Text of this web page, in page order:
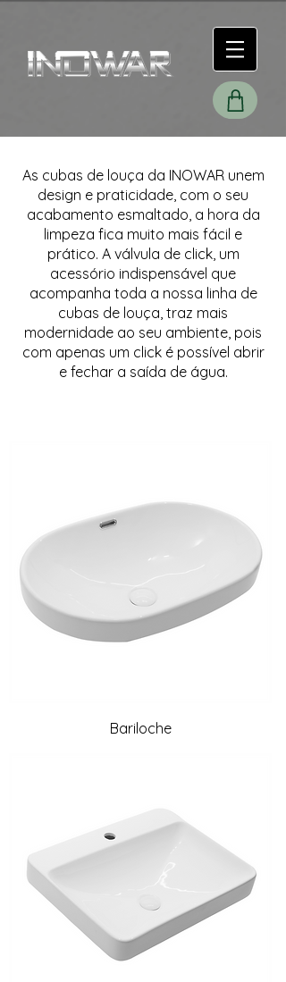
As cubas de louça da INOWAR unem
design e praticidade, com o seu
acabamento esmaltado, a hora da
limpeza fica muito mais fácil e
prático. A válvula de click, um
acessório indispensável que
acompanha toda a nossa linha de
cubas de louça, traz mais
modernidade ao seu ambiente, pois
com apenas um click é possível abrir
e fechar a saída de água.
Bariloche